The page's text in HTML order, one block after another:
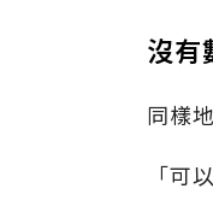
沒有
同樣
「可